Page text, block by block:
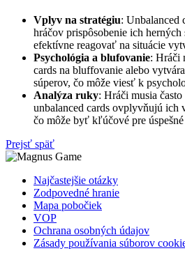
Vplyv na stratégiu: Unbalanced
hráčov prispôsobenie ich
efektívne reagovať na situácie
Psychológia a blufovanie: Hráči
cards na bluffovanie alebo
súperov, čo môže viesť k
Analýza ruky: Hráči musia
unbalanced cards ovplyvňujú ich
čo môže byť kľúčové pre
Prejsť späť
Najčastejšie otázky
Zodpovedné hranie
Mapa pobočiek
VOP
Ochrana osobných údajov
Zásady používania súborov